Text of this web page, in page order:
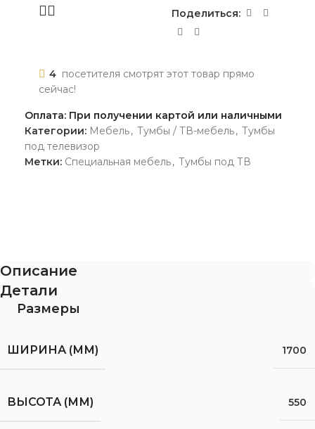
Поделиться:
4 посетителя смотрят этот товар прямо
сейчас!
Оплата: При получении картой или наличными
Категории: Мебель, Тумбы / ТВ-мебель, Тумбы
под телевизор
Метки: Специальная мебель, Тумбы под ТВ
Описание
Детали
Размеры
ШИРИНА (ММ) 1700
ВЫСОТА (ММ) 550